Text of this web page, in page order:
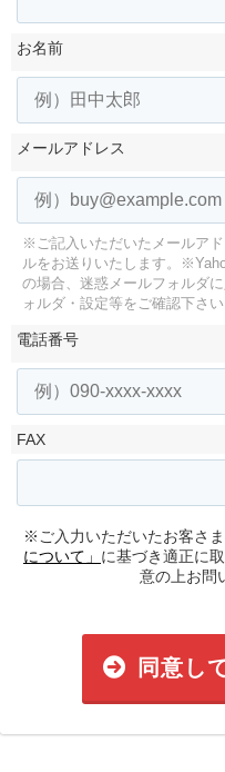
お名前
メールアドレス
※ご記入いただいたメールア
ルをお送りいたします。
の場合、迷惑メールフォルダに
ォルダ・設定等をご確認下さい
電話番号
FAX
※ご入力いただいたお客さま
について」 に基づき適正に
意の上お問
同意し